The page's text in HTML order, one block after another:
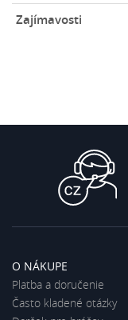
Zajímavosti
O NÁKUPE
Platba a doručenie
Často kladené otázky